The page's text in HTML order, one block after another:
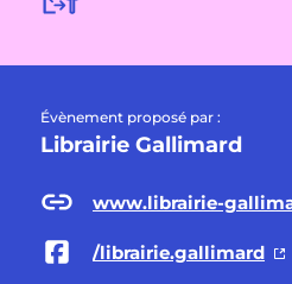
Évènement proposé par :
Librairie Gallimard
www.librairie-
/librairie.gallimard